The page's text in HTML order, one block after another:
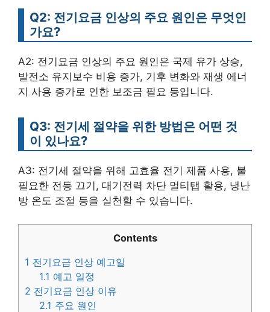
Q2: 전기요금 인상의 주요 원인은 무엇인
가요?
A2: 전기요금 인상의 주요 원인은 국제 유가 상승,
발전소 유지보수 비용 증가, 기후 변화와 재생 에너
지 사용 증가로 인한 보조금 필요 등입니다.
Q3: 전기세 절약을 위한 방법은 어떤 것
이 있나요?
A3: 전기세 절약을 위해 고효율 전기 제품 사용, 불
필요한 전등 끄기, 대기전력 차단 멀티탭 활용, 냉난
방 온도 조절 등을 실천할 수 있습니다.
Contents
1 전기요금 인상 예고일
1.1 예고 일정
2 전기요금 인상 이유
2.1 주요 원인